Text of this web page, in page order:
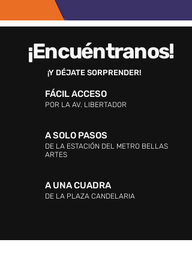
¡Encuéntranos!
¡Y DÉJATE SORPRENDER!
FÁCIL ACCESO
POR LA AV. LIBERTADOR
A SOLO PASOS
DE LA ESTACIÓN DEL METRO BELLAS
ARTES
A UNA CUADRA
DE LA PLAZA CANDELARIA